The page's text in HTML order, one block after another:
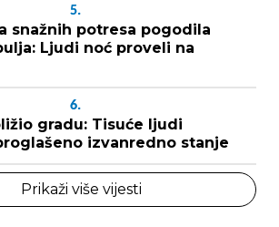
5.
snažnih potresa pogodila
Ljudi noć proveli na
6.
gradu: Tisuće ljudi
izvanredno stanje
Prikaži više vijesti